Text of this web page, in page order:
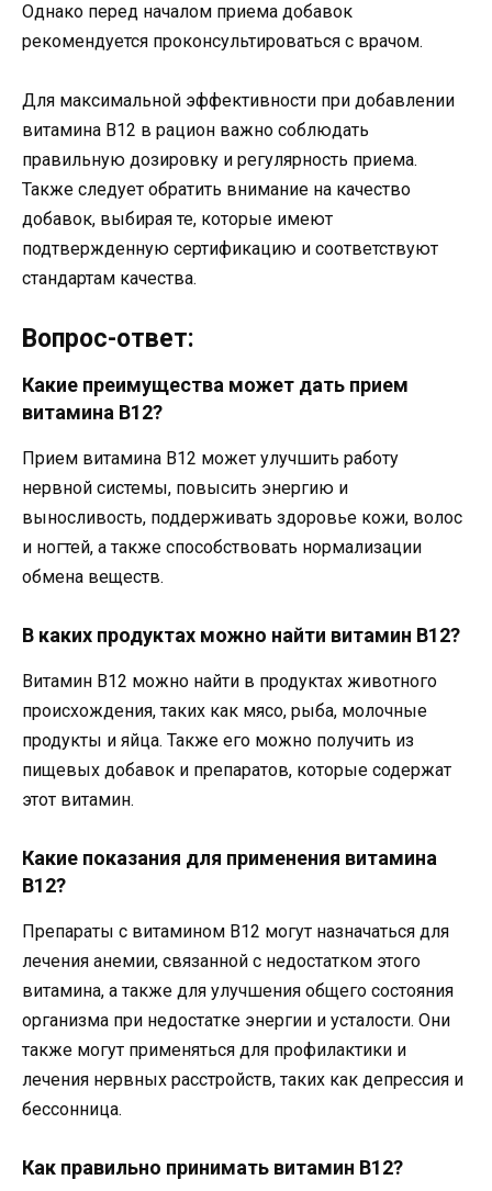
Однако перед началом приема добавок
рекомендуется проконсультироваться с врачом.
Для максимальной эффективности при добавлении
витамина B12 в рацион важно соблюдать
правильную дозировку и регулярность приема.
Также следует обратить внимание на качество
добавок, выбирая те, которые имеют
подтвержденную сертификацию и соответствуют
стандартам качества.
Вопрос-ответ:
Какие преимущества может дать прием
витамина B12?
Прием витамина B12 может улучшить работу
нервной системы, повысить энергию и
выносливость, поддерживать здоровье кожи, волос
и ногтей, а также способствовать нормализации
обмена веществ.
В каких продуктах можно найти витамин B12?
Витамин B12 можно найти в продуктах животного
происхождения, таких как мясо, рыба, молочные
продукты и яйца. Также его можно получить из
пищевых добавок и препаратов, которые содержат
этот витамин.
Какие показания для применения витамина
B12?
Препараты с витамином B12 могут назначаться для
лечения анемии, связанной с недостатком этого
витамина, а также для улучшения общего состояния
организма при недостатке энергии и усталости. Они
также могут применяться для профилактики и
лечения нервных расстройств, таких как депрессия и
бессонница.
Как правильно принимать витамин B12?